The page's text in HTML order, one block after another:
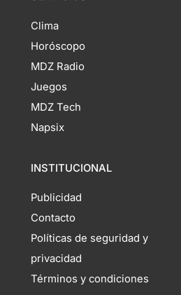
Clima
Horóscopo
MDZ Radio
Juegos
MDZ Tech
Napsix
INSTITUCIONAL
Publicidad
Contacto
Políticas de seguridad y
privacidad
Términos y condiciones